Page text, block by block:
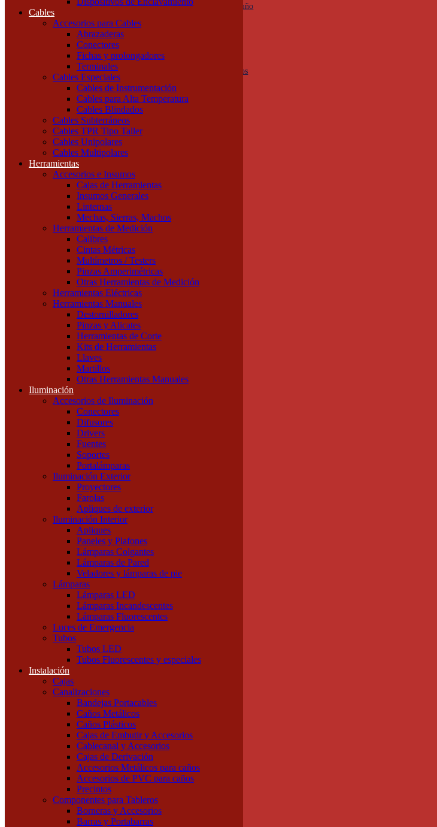
Cables
Accesorios para Cables
Abrazaderas
Conectores
Fichas y prolongadores
Terminales
Cables Especiales
Cables de Instrumentación
Cables para Alta Temperatura
Cables Blindados
Cables Subterráneos
Cables TPR Tipo Taller
Cables Unipolares
Cables Multipolares
Herramientas
Accesorios e Insumos
Cajas de Herramientas
Insumos Generales
Linternas
Mechas, Sierras, Machos
Herramientas de Medición
Calibres
Cintas Métricas
Multímetros / Testers
Pinzas Amperimétricas
Otras Herramientas de Medición
Herramientas Eléctricas
Herramientas Manuales
Destornilladores
Pinzas y Alicates
Herramientas de Corte
Kits de Herramientas
Llaves
Martillos
Otras Herramientas Manuales
Iluminación
Accesorios de Iluminación
Conectores
Difusores
Drivers
Fuentes
Soportes
Portalámparas
Iluminación Exterior
Proyectores
Farolas
Apliques de exterior
Iluminación Interior
Apliques
Paneles y Plafones
Lámparas Colgantes
Lámparas de Pared
Veladores y lámparas de pie
Lámparas
Lámparas LED
Lámparas Incandescentes
Lámparas Fluorescentes
Luces de Emergencia
Tubos
Tubos LED
Tubos Fluorescentes y especiales
Instalación
Cajas
Canalizaciones
Bandejas Portacables
Caños Metálicos
Caños Plásticos
Cajas de Embutir y Accesorios
Cablecanal y Accesorios
Cajas de Derivación
Accesorios Metálicos para caños
Accesorios de PVC para caños
Precintos
Componentes para Tableros
Borneras y Accesorios
Barras y Portabarras
Botoneras, pulsadores y golpes de puño
Ojos de Buey
Selectoras
Dispositivos de Protección
Fusibles y descargadores atmosféricos
Termomagnéticas y diferenciales
Contactores
Guardamotores
Relés térmicos
Interruptores y seccionadores
Accesorios y Componentes
Borneras y Accesorios
Rieles y Soportes
Cables
Accesorios para Cables
Abrazaderas
Fichas y prolongadores
Terminales
Cables Especiales
Cables de Instrumentación
Cables para Alta Temperatura
Cables Blindados
Cables Subterráneos
Cables TPR Tipo Taller
Cables Unipolares
Cables Multipolares
Herramientas
Accesorios e Insumos
Cajas de Herramientas
Mechas, Sierras, Machos
Herramientas de Medición
Calibres
Herramientas Eléctricas
Herramientas Manuales
Destornilladores
Pinzas y Alicates
Kits de Herramientas
Llaves
Otras Herramientas Manuales
Iluminación
Accesorios de Iluminación
Conectores
Drivers
Fuentes
Soportes
Portalámparas
Proyectores
Farolas
Paneles y Plafones
Lámparas Colgantes
Lámparas de Pared
Veladores y lámparas de pie
Lámparas
Lámparas LED
Lámparas Incandescentes
Lámparas Fluorescentes
Luces de Emergencia
Tubos
Tubos LED